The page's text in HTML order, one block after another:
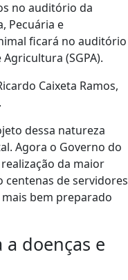
no auditório da
Pecuária e
ficará no auditório
(SGPA).
Caixeta Ramos,
dessa natureza
Agora o Governo do
da maior
centenas de servidores
bem preparado
doenças e